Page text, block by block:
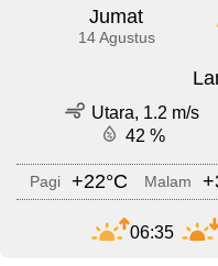
Jumat
14 Agustus
Utara, 1.2 m/s
42 %
Pagi +22°C Malam
06:35